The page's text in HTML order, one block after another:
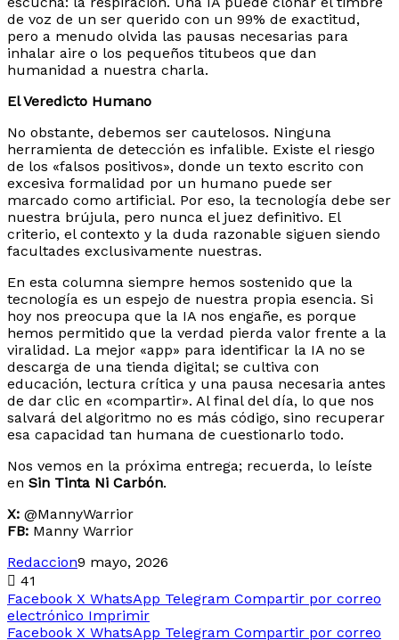
de voz de un ser querido con un 99% de exactitud,
pero a menudo olvida las pausas necesarias para
inhalar aire o los pequeños titubeos que dan
humanidad a nuestra charla.
El Veredicto Humano
No obstante, debemos ser cautelosos. Ninguna
herramienta de detección es infalible. Existe el riesgo
de los «falsos positivos», donde un texto escrito con
excesiva formalidad por un humano puede ser
marcado como artificial. Por eso, la tecnología debe ser
nuestra brújula, pero nunca el juez definitivo. El
criterio, el contexto y la duda razonable siguen siendo
facultades exclusivamente nuestras.
En esta columna siempre hemos sostenido que la
tecnología es un espejo de nuestra propia esencia. Si
hoy nos preocupa que la IA nos engañe, es porque
hemos permitido que la verdad pierda valor frente a la
viralidad. La mejor «app» para identificar la IA no se
descarga de una tienda digital; se cultiva con
educación, lectura crítica y una pausa necesaria antes
de dar clic en «compartir». Al final del día, lo que nos
salvará del algoritmo no es más código, sino recuperar
esa capacidad tan humana de cuestionarlo todo.
Nos vemos en la próxima entrega; recuerda, lo leíste
en Sin Tinta Ni Carbón.
X: @MannyWarrior
FB: Manny Warrior
Redaccion9 mayo, 2026
41
Facebook X WhatsApp Telegram Compartir por correo
electrónico Imprimir
Facebook X WhatsApp Telegram Compartir por correo